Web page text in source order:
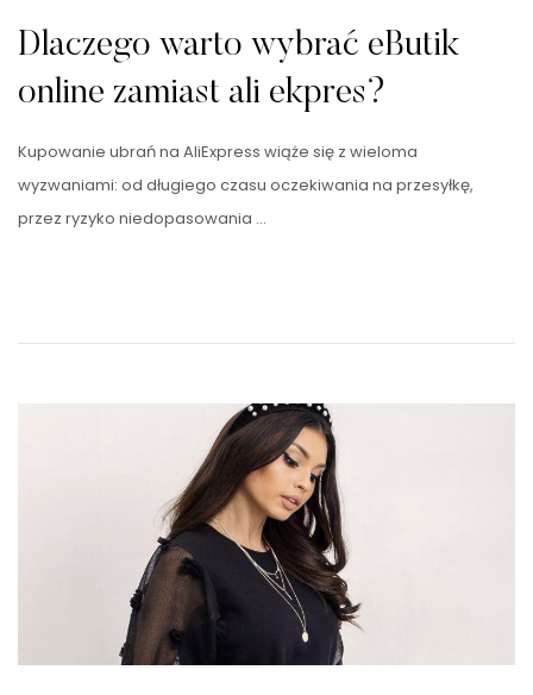
Dlaczego warto wybrać eButik
online zamiast ali ekpres?
Kupowanie ubrań na AliExpress wiąże się z wieloma
wyzwaniami: od długiego czasu oczekiwania na przesyłkę,
przez ryzyko niedopasowania …